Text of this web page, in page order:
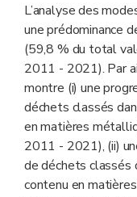
L’analyse des
une prédominance
(59,8 % du total
2011 - 2021). Par
montre (i) une
déchets classés
en matières
2011 - 2021), (ii)
de déchets classés
contenu en